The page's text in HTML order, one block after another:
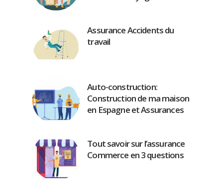
Assurance Accidents du
travail
Auto-construction:
Construction de ma maison
en Espagne et Assurances
Tout savoir sur l’assurance
Commerce en 3 questions